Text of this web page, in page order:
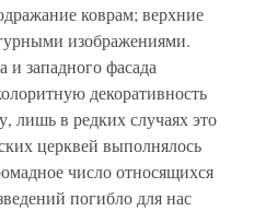
коврам; верхние
изображениями.
и западного фасада
декоративность
лишь в редких случаях это
церквей выполнялось
число относящихся
погибло для нас